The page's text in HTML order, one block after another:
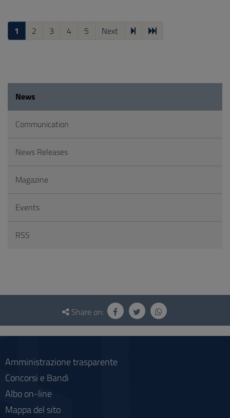
1 2 3 4 5 Next
News
Communication
News Releases
Magazine
Events
RSS
Questionnaire
social
Share on:
Amministrazione trasparente
Concorsi e Bandi
Albo on-line
Mappa del sito